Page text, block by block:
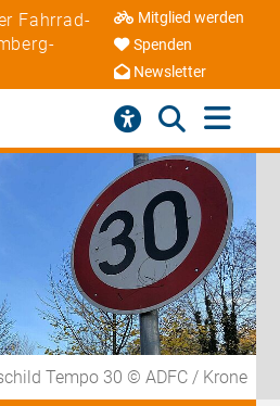
Fahrrad-
Mitglied werden
Spenden
Newsletter
Tempo 30 © ADFC / Krone